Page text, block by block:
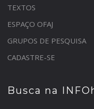
TEXTOS
ESPAÇO OFAJ
GRUPOS DE PESQUISA
CADASTRE-SE
Busca na